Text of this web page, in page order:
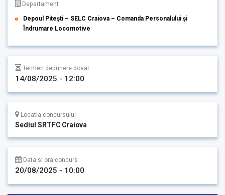
Departament
Depoul Pitești – SELC Craiova – Comanda Personalului și
Îndrumare Locomotive
Termen depunere dosar
14/08/2025 - 12:00
Locatia concursului
Sediul SRTFC Craiova
Data si ora concurs
20/08/2025 - 10:00